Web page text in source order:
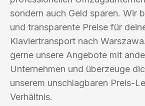
sondern auch Geld sparen. Wir
und transparente Preise für
Klaviertransport nach
gerne unsere Angebote mit
Unternehmen und überzeuge
unserem unschlagbaren Preis-
Verhältnis.